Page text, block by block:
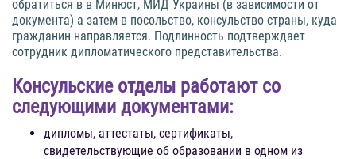
обратиться в в Минюст, МИД Украины (в зависимости от
документа) а затем в посольство, консульство страны, куда
гражданин направляется. Подлинность подтверждает
сотрудник дипломатического представительства.
Консульские отделы работают со
следующими документами:
дипломы, аттестаты, сертификаты,
свидетельствующие об образовании в одном из